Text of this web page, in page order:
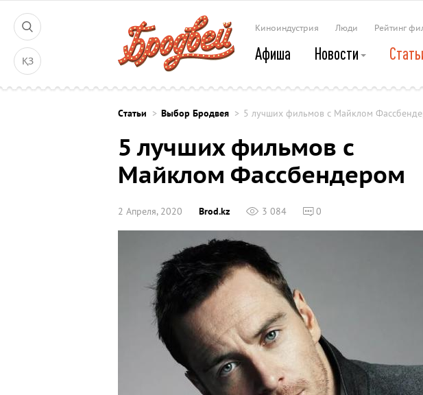
ҚЗ
Киноиндустрия Люди Рейтинг
Афиша Новости
Cтатьи Выбор Бродвея 5 лучших фильмов с Майклом
5 лучших фильмов с
Майклом Фассбендером
2 Апреля, 2020 Brod.kz 3 084 0